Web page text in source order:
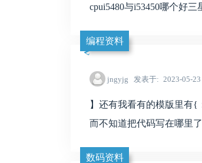
cpui5480与i53450哪个好
编程资料
jngyjg 发表于 2023-05-23
】还有我看有的模版里有{
而不知道把代码写在哪里
数码资料